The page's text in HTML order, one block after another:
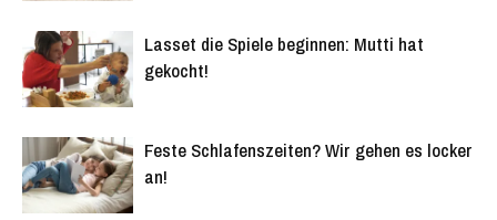
Lasset die Spiele beginnen: Mutti hat
gekocht!
Feste Schlafenszeiten? Wir gehen es locker
an!